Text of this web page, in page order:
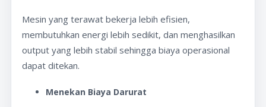
Mesin yang terawat bekerja lebih efisien,
membutuhkan energi lebih sedikit, dan menghasilkan
output yang lebih stabil sehingga biaya operasional
dapat ditekan.
Menekan Biaya Darurat